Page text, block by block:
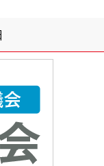
て